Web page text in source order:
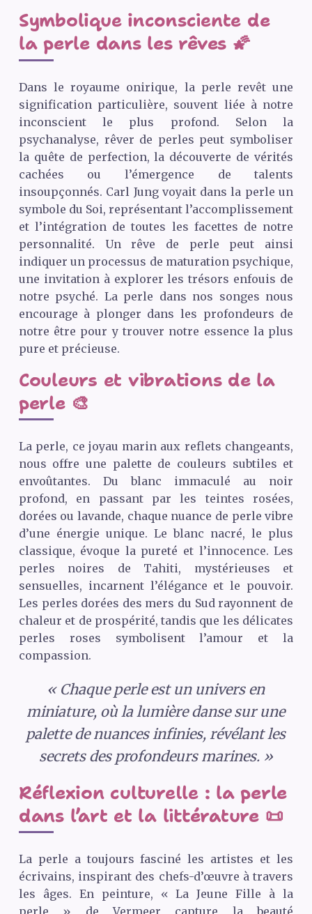
Symbolique inconsciente de
la perle dans les rêves 🌠
Dans le royaume onirique, la perle revêt une
signification particulière, souvent liée à notre
inconscient le plus profond. Selon la
psychanalyse, rêver de perles peut symboliser
la quête de perfection, la découverte de vérités
cachées ou l’émergence de talents
insoupçonnés. Carl Jung voyait dans la perle un
symbole du Soi, représentant l’accomplissement
et l’intégration de toutes les facettes de notre
personnalité. Un rêve de perle peut ainsi
indiquer un processus de maturation psychique,
une invitation à explorer les trésors enfouis de
notre psyché. La perle dans nos songes nous
encourage à plonger dans les profondeurs de
notre être pour y trouver notre essence la plus
pure et précieuse.
Couleurs et vibrations de la
perle 🎨
La perle, ce joyau marin aux reflets changeants,
nous offre une palette de couleurs subtiles et
envoûtantes. Du blanc immaculé au noir
profond, en passant par les teintes rosées,
dorées ou lavande, chaque nuance de perle vibre
d’une énergie unique. Le blanc nacré, le plus
classique, évoque la pureté et l’innocence. Les
perles noires de Tahiti, mystérieuses et
sensuelles, incarnent l’élégance et le pouvoir.
Les perles dorées des mers du Sud rayonnent de
chaleur et de prospérité, tandis que les délicates
perles roses symbolisent l’amour et la
compassion.
« Chaque perle est un univers en
miniature, où la lumière danse sur une
palette de nuances infinies, révélant les
secrets des profondeurs marines. »
Réflexion culturelle : la perle
dans l’art et la littérature 📜
La perle a toujours fasciné les artistes et les
écrivains, inspirant des chefs-d’œuvre à travers
les âges. En peinture, « La Jeune Fille à la